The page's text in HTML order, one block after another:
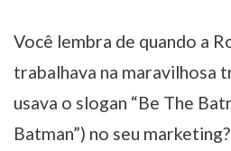
Você lembra de quando a
trabalhava na maravilhosa
usava o slogan “Be The
Batman”) no seu